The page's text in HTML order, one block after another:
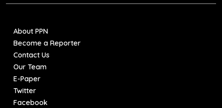
About PPN
Become a Reporter
Contact Us
Our Team
E-Paper
Twitter
Facebook